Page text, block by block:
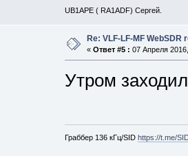
UB1APE ( RA1ADF) Сергей.
Re: VLF-LF-MF
« Ответ #5 : 07 Апреля
Утром
Граббер 136 кГц/SID https://t.me/